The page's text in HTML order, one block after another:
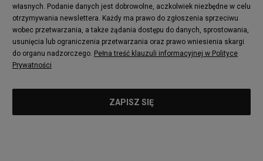
własnych. Podanie danych jest dobrowolne, aczkolwiek niezbędne w celu
otrzymywania newslettera. Każdy ma prawo do zgłoszenia sprzeciwu
wobec przetwarzania, a także żądania dostępu do danych, sprostowania,
usunięcia lub ograniczenia przetwarzania oraz prawo wniesienia skargi
do organu nadzorczego. Pełna treść klauzuli informacyjnej w Polityce
Prywatności